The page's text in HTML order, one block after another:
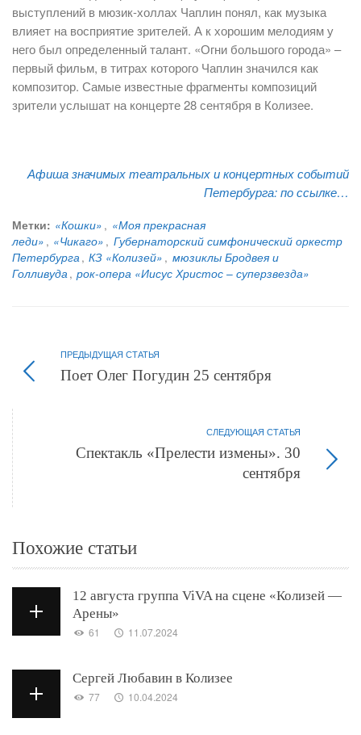
выступлений в мюзик-холлах Чаплин понял, как музыка
влияет на восприятие зрителей. А к хорошим мелодиям у
него был определенный талант. «Огни большого города» –
первый фильм, в титрах которого Чаплин значился как
композитор. Самые известные фрагменты композиций
зрители услышат на концерте 28 сентября в Колизее.
Афиша значимых театральных и концертных событий
Петербурга:по ссылке…
Метки: «Кошки» , «Моя прекрасная
леди» , «Чикаго» , Губернаторский симфонический оркестр
Петербурга, КЗ «Колизей» , мюзиклы Бродвея и
Голливуда, рок-опера «Иисус Христос – суперзвезда»
ПРЕДЫДУЩАЯ СТАТЬЯ
Поет Олег Погудин 25 сентября
СЛЕДУЮЩАЯ СТАТЬЯ
Спектакль «Прелести измены». 30
сентября
Похожие статьи
12 августа группа ViVA на сцене «Колизей —
Арены»
61 11.07.2024
Сергей Любавин в Колизее
77 10.04.2024